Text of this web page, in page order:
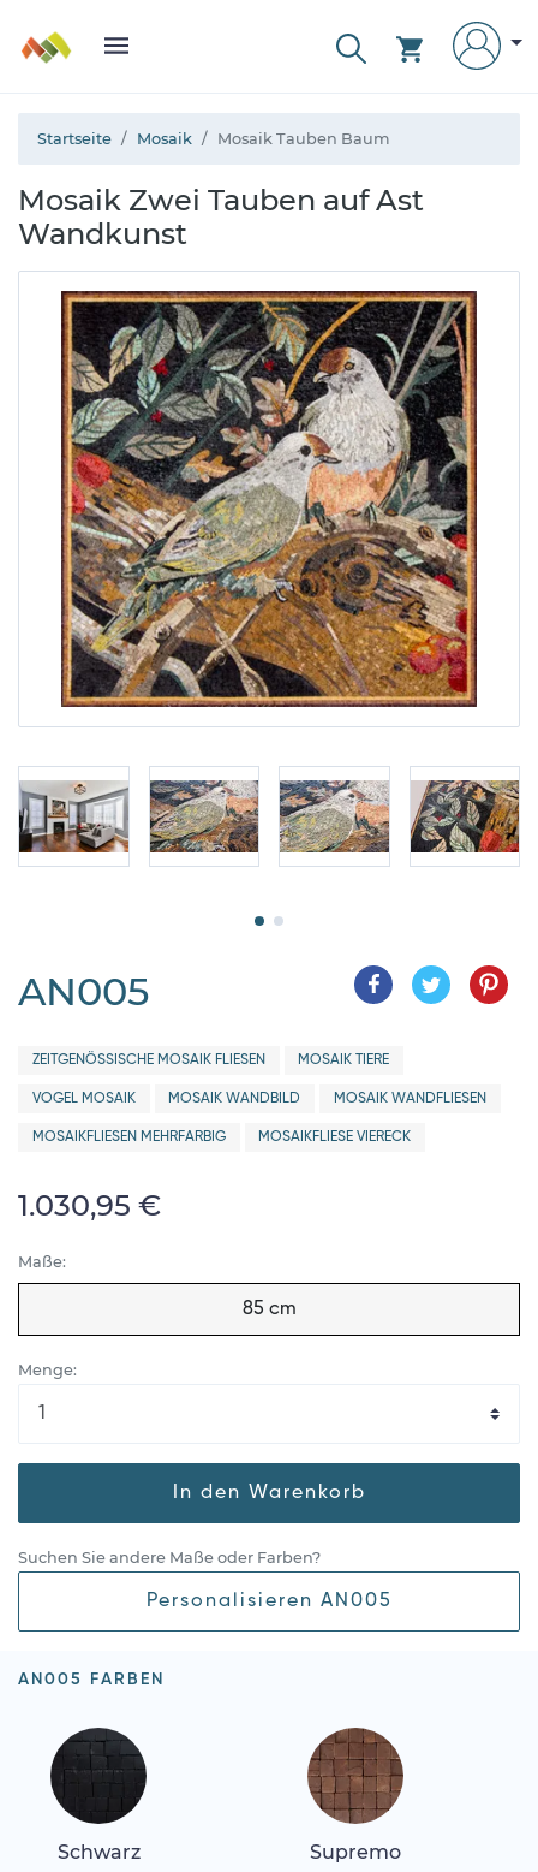
Startseite Mosaik Mosaik Tauben Baum
Mosaik Zwei Tauben auf Ast
Wandkunst
AN005
ZEITGENÖSSISCHE MOSAIK FLIESEN MOSAIK TIERE
VOGEL MOSAIK MOSAIK WANDBILD MOSAIK WANDFLIESEN
MOSAIKFLIESEN MEHRFARBIG MOSAIKFLIESE VIERECK
1.030,95 €
Maße:
85 cm
Menge:
In den Warenkorb
Suchen Sie andere Maße oder Farben?
Personalisieren AN005
AN005 FARBEN
Schwarz Supremo